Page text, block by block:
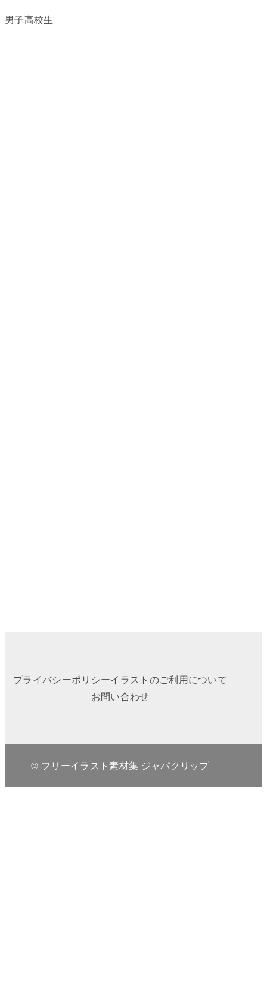
男子高校生
プライバシーポリシーイラストのご利用について
お問い合わせ
© フリーイラスト素材集 ジャパクリップ